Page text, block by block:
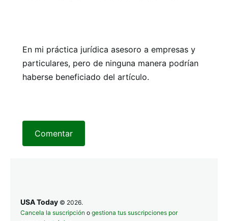
En mi práctica jurídica asesoro a empresas y
particulares, pero de ninguna manera podrían
haberse beneficiado del artículo.
Comentar
USA Today © 2026.
Cancela la suscripción o gestiona tus suscripciones por